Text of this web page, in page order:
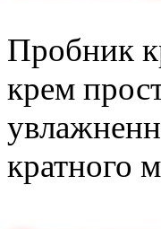
Пробник
крем
кратного